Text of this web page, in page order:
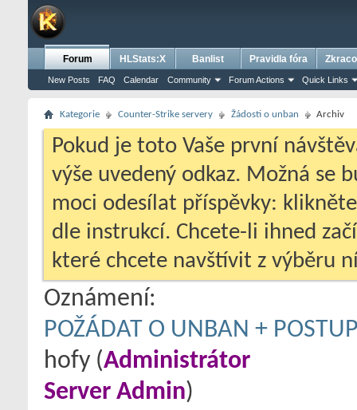
Forum
New Posts FAQ Calendar Community Forum Actions Quick Links
HLStats:X Banlist Pravidla fóra
Kategorie Counter-Strike servery Žádosti o unban Archiv
Pokud je toto Vaše první
výše uvedený odkaz. Možná se
moci odesílat příspěvky:
dle instrukcí. Chcete-li ihned
které chcete navštívit z výběru
Oznámení:
POŽÁDAT O UNBAN +
hofy ‎(Administrátor
Server Admin)